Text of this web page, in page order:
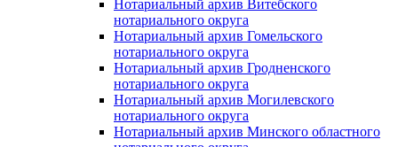
Нотариальный архив Витебского
нотариального округа
Нотариальный архив Гомельского
нотариального округа
Нотариальный архив Гродненского
нотариального округа
Нотариальный архив Могилевского
нотариального округа
Нотариальный архив Минского областного